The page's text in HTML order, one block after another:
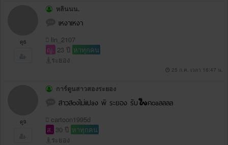
ดู6
หลินนน.
เหงาเหงา
lin_2107
ญ. 23 ปี หาทุกคน
ระยอง
25 ก.ค. เวลา 16:47 น.
ดู9
การ์ตูนสาวสองระยอง
สาวสoงไม่iiปaง พิ ระยอง รับ🐍คoaลลลล
cartoon1995d
ส. 30 ปี หาทุกคน
ระยอง